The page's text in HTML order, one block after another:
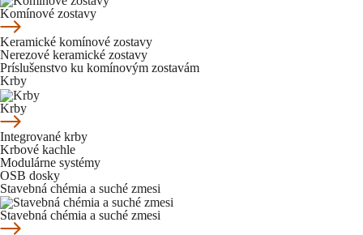
Komínové zostavy
Keramické komínové zostavy
Nerezové keramické zostavy
Príslušenstvo ku komínovým zostavám
Krby
Krby
Integrované krby
Krbové kachle
Modulárne systémy
OSB dosky
Stavebná chémia a suché zmesi
Stavebná chémia a suché zmesi